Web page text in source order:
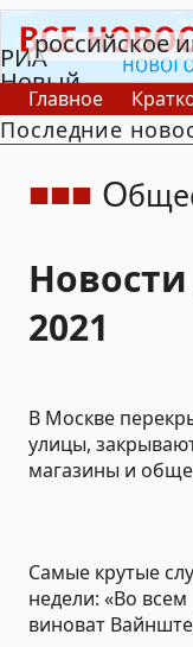
РИА
Новый
День
российское
Главное
В России
В
Последние
О
2021
В Москве
улицы,
магазины и
Самые крутые
недели: «Во всем
виноват